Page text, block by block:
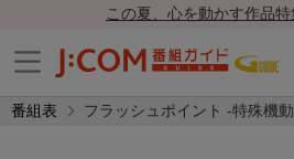
この夏、心を動かす作品
番組表 フラッシュポイント -特殊機